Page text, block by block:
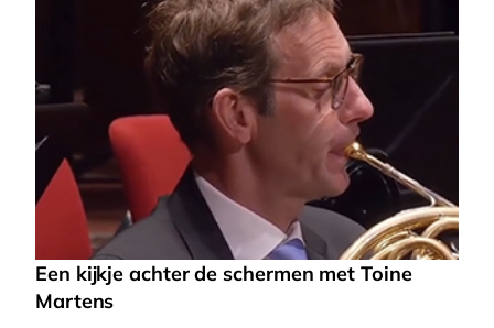
Een kijkje achter de schermen met Toine
Martens